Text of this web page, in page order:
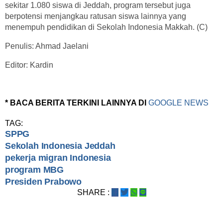
sekitar 1.080 siswa di Jeddah, program tersebut juga
berpotensi menjangkau ratusan siswa lainnya yang
menempuh pendidikan di Sekolah Indonesia Makkah. (C)
Penulis: Ahmad Jaelani
Editor: Kardin
* BACA BERITA TERKINI LAINNYA DI GOOGLE NEWS
TAG:
SPPG
Sekolah Indonesia Jeddah
pekerja migran Indonesia
program MBG
Presiden Prabowo
SHARE :